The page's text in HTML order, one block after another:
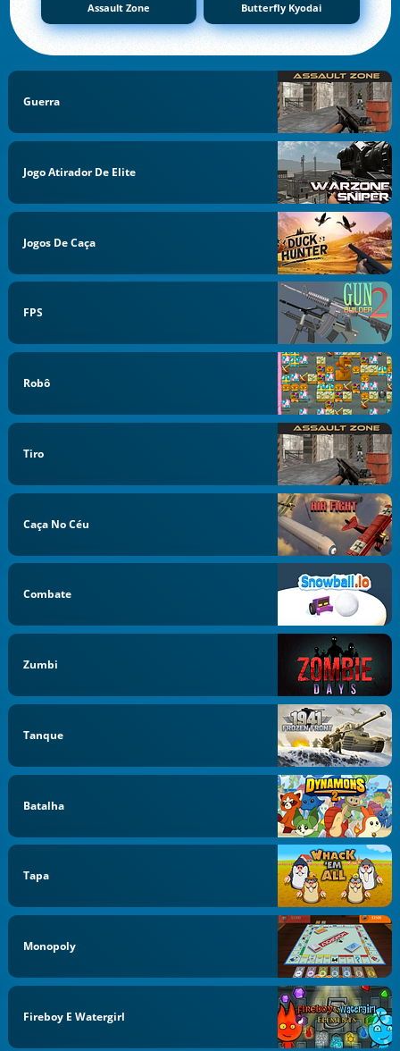
Assault Zone Butterfly Kyodai
Guerra
Jogo Atirador De Elite
Jogos De Caça
FPS
Robô
Tiro
Caça No Céu
Combate
Zumbi
Tanque
Batalha
Tapa
Monopoly
Fireboy E Watergirl